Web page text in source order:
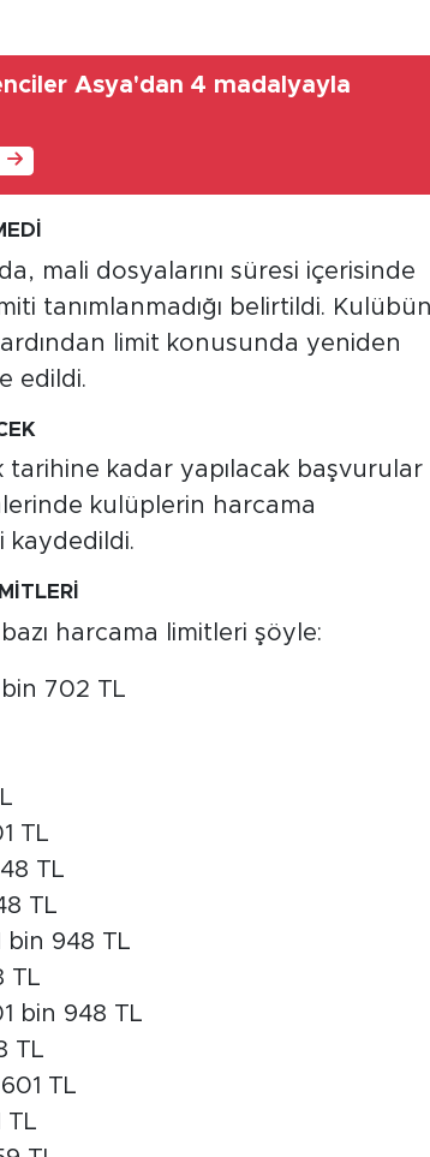
Asya'dan 4 madalyayla
mali dosyalarını süresi içerisinde
tanımlanmadığı belirtildi. Kulübün
limit konusunda yeniden
edildi.
tarihine kadar yapılacak başvurular
kulüplerin harcama
kaydedildi.
harcama limitleri şöyle:
702 TL
TL
TL
TL
bin 948 TL
TL
bin 948 TL
TL
TL
TL